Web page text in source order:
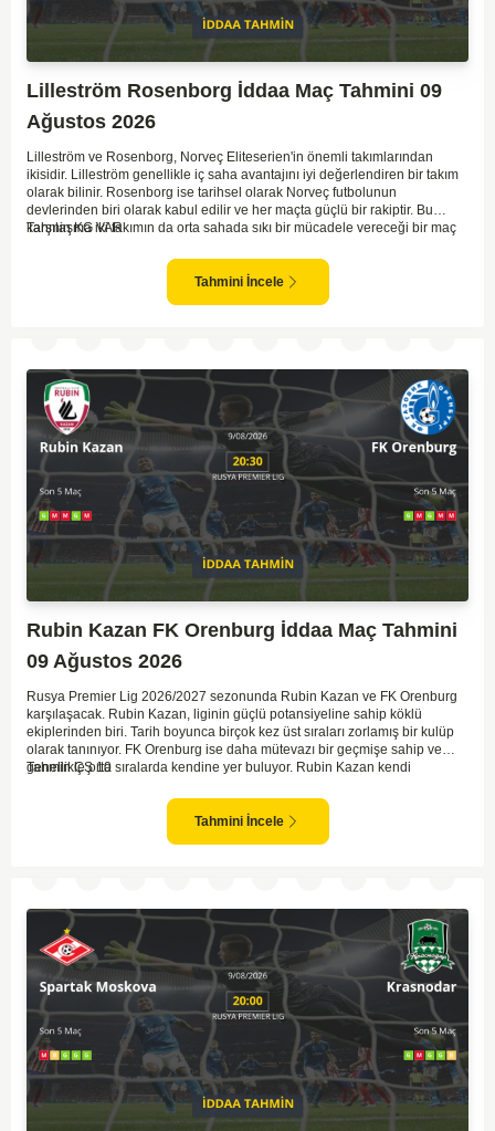
Lilleström Rosenborg İddaa Maç Tahmini 09
Ağustos 2026
Lilleström ve Rosenborg, Norveç Eliteserien'in önemli takımlarından
ikisidir. Lilleström genellikle iç saha avantajını iyi değerlendiren bir takım
olarak bilinir. Rosenborg ise tarihsel olarak Norveç futbolunun
devlerinden biri olarak kabul edilir ve her maçta güçlü bir rakiptir. Bu
karşılaşma iki takımın da orta sahada sıkı bir mücadele vereceği bir maç
oyunundaki etkisi birlikte düşünüldüğünde, maçın dengede geçmesi
olasıdır. İki takımın da gol atma potansiyeli yüksek olduğu için karşılıklı
Tahmin KG VAR
Tahmini İncele
Rubin Kazan FK Orenburg İddaa Maç Tahmini
09 Ağustos 2026
Rusya Premier Lig 2026/2027 sezonunda Rubin Kazan ve FK Orenburg
karşılaşacak. Rubin Kazan, liginin güçlü potansiyeline sahip köklü
ekiplerinden biri. Tarih boyunca birçok kez üst sıraları zorlamış bir kulüp
olarak tanınıyor. FK Orenburg ise daha mütevazı bir geçmişe sahip ve
genellikle orta sıralarda kendine yer buluyor. Rubin Kazan kendi
gösteriyor. Toparlayacak olursak bu maçta ev sahibi ekibin bir adım önde
Tahmin ÇŞ 10
Tahmini İncele